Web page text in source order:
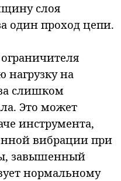
слоя
один проход цепи.
нагрузку на
слишком
Это может
инструмента,
вибрации при
завышенный
нормальному